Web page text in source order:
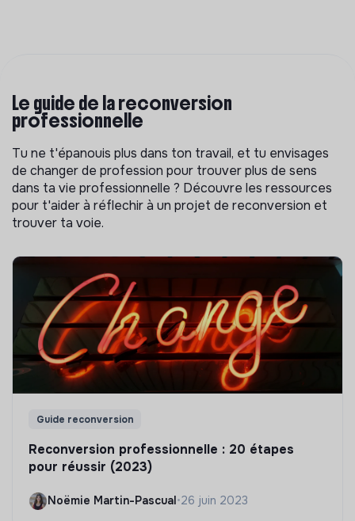
Le guide de la reconversion
professionnelle
Tu ne t'épanouis plus dans ton travail, et tu envisages
de changer de profession pour trouver plus de sens
dans ta vie professionnelle ? Découvre les ressources
pour t'aider à réflechir à un projet de reconversion et
trouver ta voie.
Guide reconversion
Reconversion professionnelle : 20 étapes
pour réussir (2023)
Noëmie Martin-Pascual •26 juin 2023